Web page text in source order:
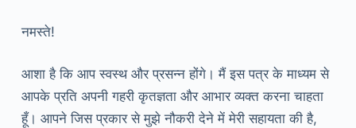
नमस्ते!
आशा है कि आप स्वस्थ और प्रसन्न होंगे। मैं इस पत्र के माध्यम से
आपके प्रति अपनी गहरी कृतज्ञता और आभार व्यक्त करना चाहता
हूँ। आपने जिस प्रकार से मुझे नौकरी देने में मेरी सहायता की है,